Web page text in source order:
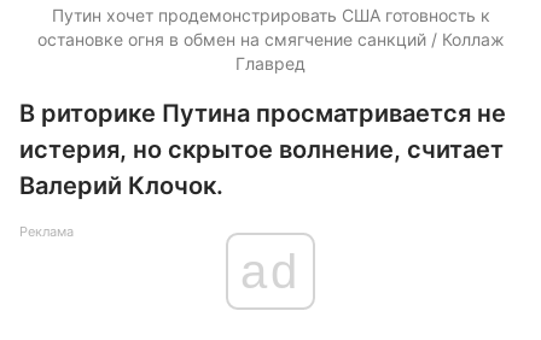
Путин хочет продемонстрировать США готовность к
остановке огня в обмен на смягчение санкций / Коллаж
Главред
В риторике Путина просматривается не
истерия, но скрытое волнение, считает
Валерий Клочок.
Реклама
ad